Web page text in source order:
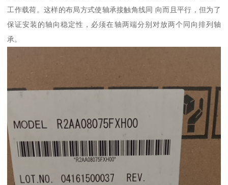
工作载荷。这样的布局方式使轴承接触角线同 向而且平行，但为了
保证安装的轴向稳定性，必须在轴两端分别对放两个同向排列轴
承。